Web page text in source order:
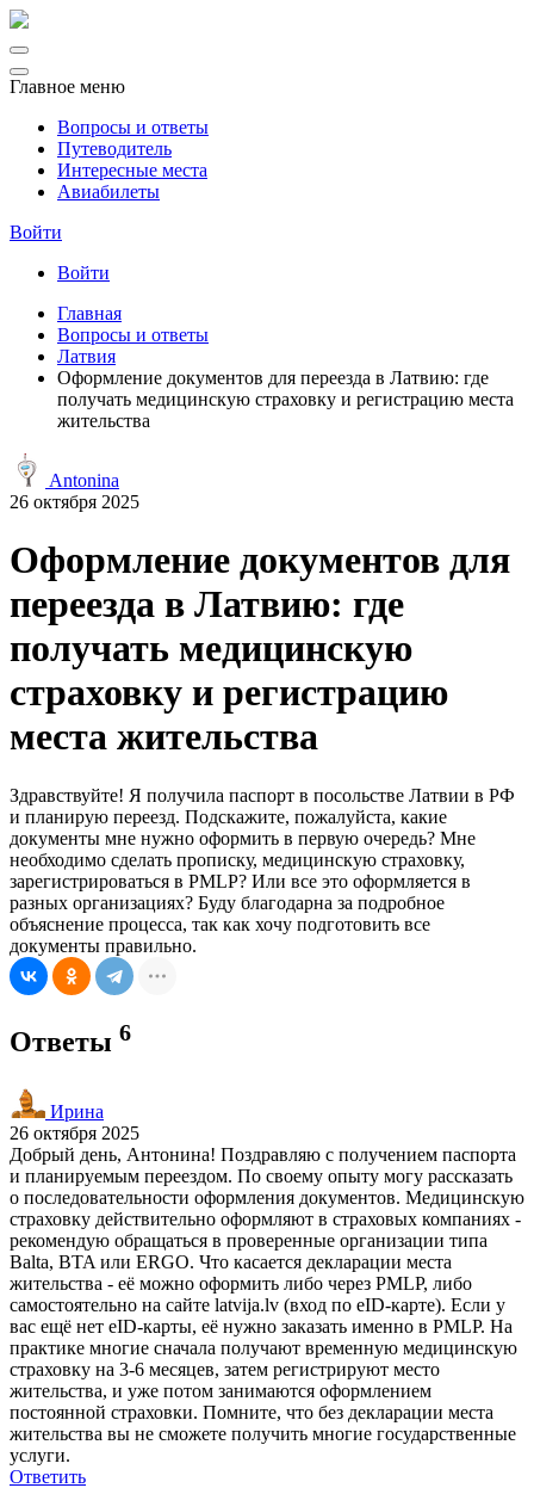
Главное меню
Вопросы и ответы
Путеводитель
Интересные места
Авиабилеты
Войти
Войти
Главная
Вопросы и ответы
Латвия
Оформление документов для переезда в Латвию: где
получать медицинскую страховку и регистрацию места
жительства
Antonina
26 октября 2025
Оформление документов для
переезда в Латвию: где
получать медицинскую
страховку и регистрацию
места жительства
Здравствуйте! Я получила паспорт в посольстве Латвии в РФ
и планирую переезд. Подскажите, пожалуйста, какие
документы мне нужно оформить в первую очередь? Мне
необходимо сделать прописку, медицинскую страховку,
зарегистрироваться в PMLP? Или все это оформляется в
разных организациях? Буду благодарна за подробное
объяснение процесса, так как хочу подготовить все
документы правильно.
Ответы 6
Ирина
26 октября 2025
Добрый день, Антонина! Поздравляю с получением паспорта
и планируемым переездом. По своему опыту могу рассказать
о последовательности оформления документов. Медицинскую
страховку действительно оформляют в страховых компаниях -
рекомендую обращаться в проверенные организации типа
Balta, BTA или ERGO. Что касается декларации места
жительства - её можно оформить либо через PMLP, либо
самостоятельно на сайте latvija.lv (вход по eID-карте). Если у
вас ещё нет eID-карты, её нужно заказать именно в PMLP. На
практике многие сначала получают временную медицинскую
страховку на 3-6 месяцев, затем регистрируют место
жительства, и уже потом занимаются оформлением
постоянной страховки. Помните, что без декларации места
жительства вы не сможете получить многие государственные
услуги.
Ответить